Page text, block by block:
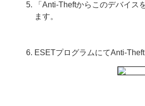
「Anti-Theftからこのデバイ
ます。
ESETプログラムにてAnti-